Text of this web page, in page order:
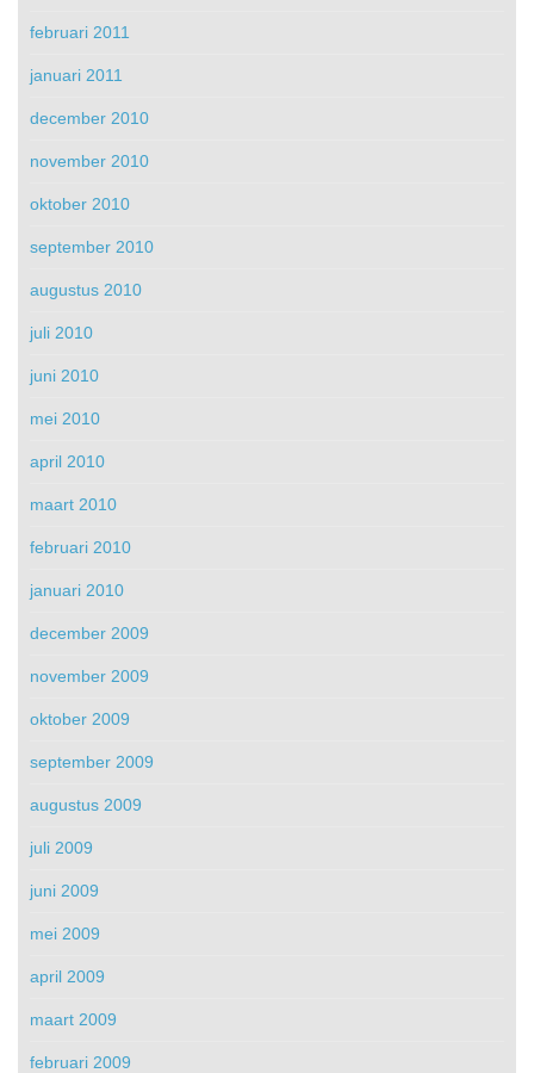
februari 2011
januari 2011
december 2010
november 2010
oktober 2010
september 2010
augustus 2010
juli 2010
juni 2010
mei 2010
april 2010
maart 2010
februari 2010
januari 2010
december 2009
november 2009
oktober 2009
september 2009
augustus 2009
juli 2009
juni 2009
mei 2009
april 2009
maart 2009
februari 2009